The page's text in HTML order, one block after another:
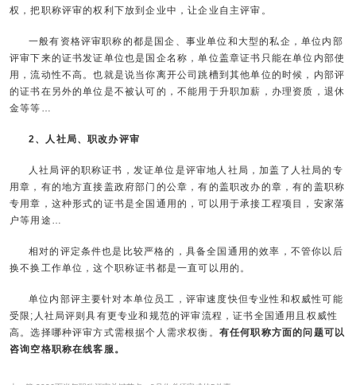
权，把职称评审的权利下放到企业中，让企业自主评审。
一般有资格评审职称的都是国企、事业单位和大型的私企，单位内部
评审下来的证书发证单位也是国企名称，单位盖章证书只能在单位内部使
用，流动性不高。也就是说当你离开公司跳槽到其他单位的时候，内部评
的证书在另外的单位是不被认可的，不能用于升职加薪，办理资质，退休
金等等…
2、人社局、职改办评审
人社局评的职称证书，发证单位是评审地人社局，加盖了人社局的专
用章，有的地方直接盖政府部门的公章，有的盖职改办的章，有的盖职称
专用章，这种形式的证书是全国通用的，可以用于承接工程项目，安家落
户等用途…
相对的评定条件也是比较严格的，具备全国通用的效率，不管你以后
换不换工作单位，这个职称证书都是一直可以用的。
单位内部评主要针对本单位员工，评审速度快但专业性和权威性可能
受限;人社局评则具有更专业和规范的评审流程，证书全国通用且权威性
高。选择哪种评审方式需根据个人需求权衡。 有任何职称方面的问题可以
咨询空格职称在线客服。